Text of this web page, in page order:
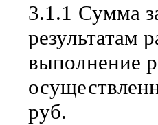
3.1.1 Сумма
результатам
выполнение
руб.